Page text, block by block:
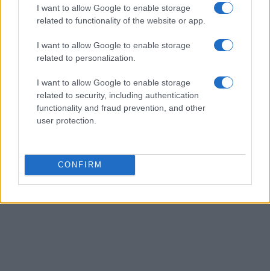
I want to allow Google to enable storage
related to functionality of the website or app.
I want to allow Google to enable storage
related to personalization.
I want to allow Google to enable storage
related to security, including authentication
functionality and fraud prevention, and other
user protection.
CONFIRM
segnò la scelta editoriale di approfondire
responsabilità istituzionali. Tiene linea critica
taccuino sempre pieno.